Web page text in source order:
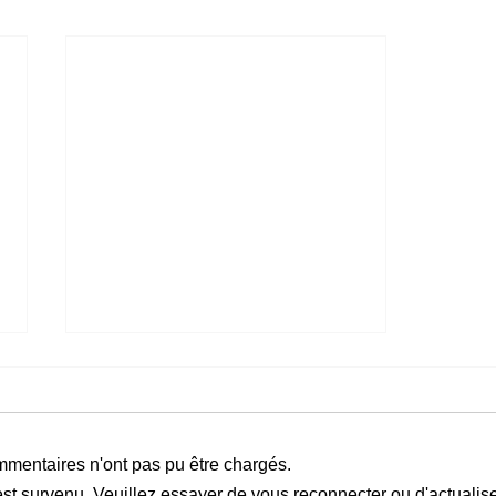
n'ont pas pu être chargés.